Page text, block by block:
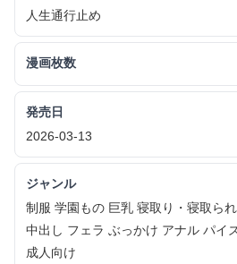
人生通行止め
漫画枚数
発売日
2026-03-13
ジャンル
制服 学園もの 巨乳 寝取り・寝取ら
中出し フェラ ぶっかけ アナル パイ
成人向け